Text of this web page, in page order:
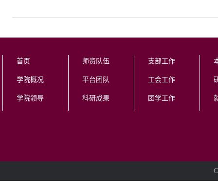
首页
学院概况
学院领导
师资队伍
平台团队
科研成果
支部工作
工会工作
团学工作